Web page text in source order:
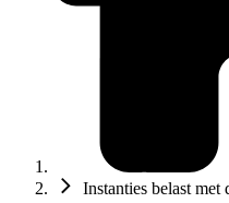
Instanties belast met